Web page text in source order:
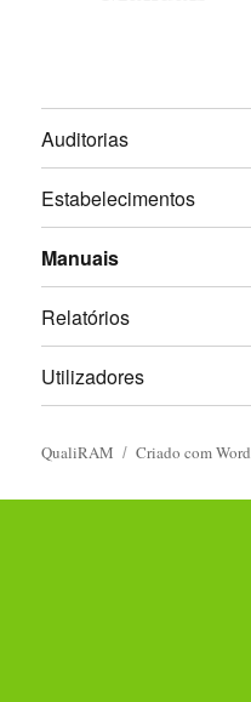
Auditorias
Estabelecimentos
Manuais
Relatórios
Utilizadores
QualiRAM Criado com